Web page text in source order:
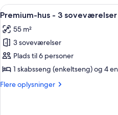
3
Indlæs
alle
billeder
af
Premium-
hus
-
20
Premium-hus - 3 soveværelser
55 m²
3 soveværelser
Plads til 6 personer
1 skabsseng (enkeltseng) og 4
Flere oplysninger
Flere